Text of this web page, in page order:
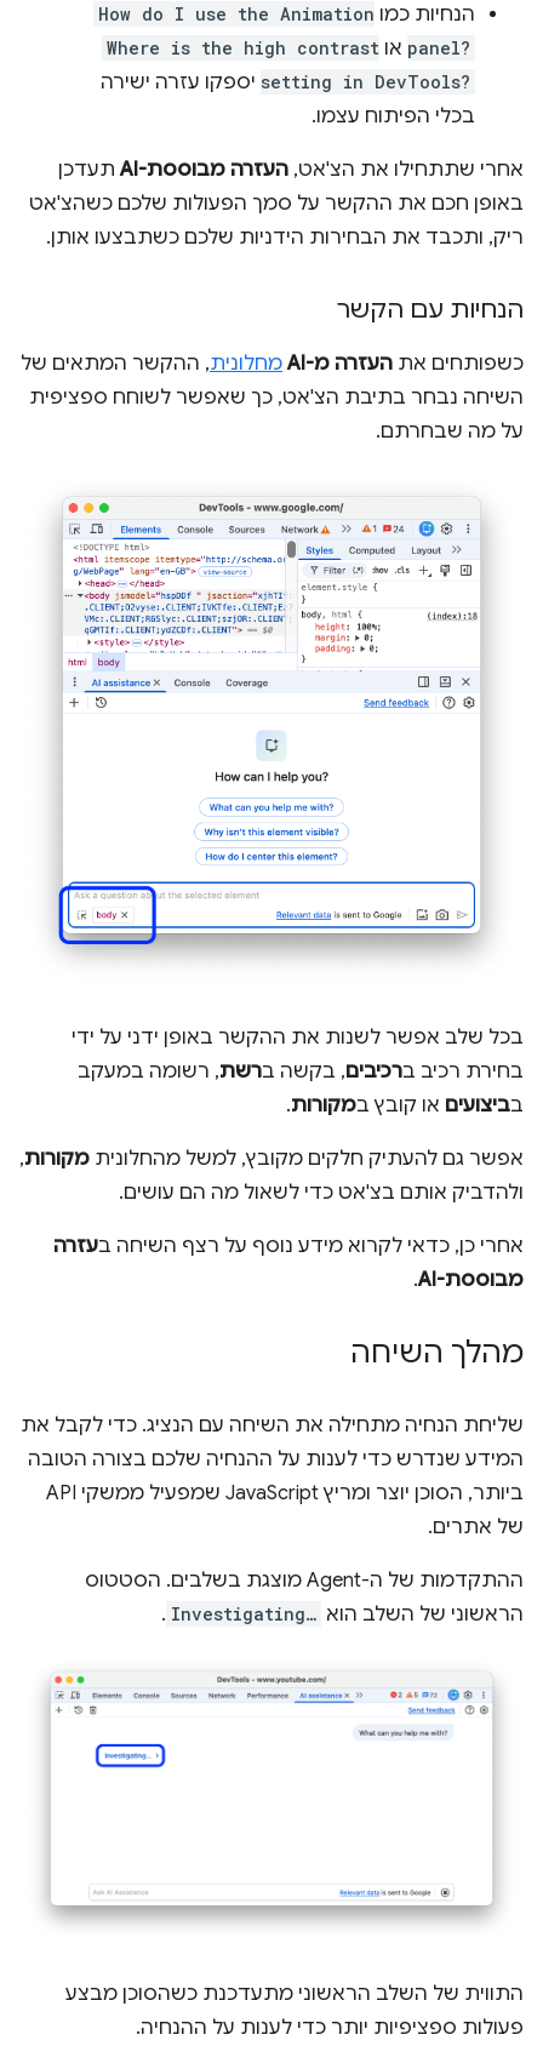
הנחיות כמו How do I use the Animation
panel? או Where is the high contrast
setting in DevTools? יספקו עזרה ישירה
בכלי הפיתוח עצמו.
אחרי שתתחילו את הצ'אט, העזרה מבוססת-AI
תעדכן
באופן חכם את ההקשר על סמך הפעולות שלכם כשהצ'אט
ריק, ותכבד את הבחירות הידניות שלכם כשתבצעו אותן.
הנחיות עם הקשר
כשפותחים את העזרה מ-AI מחלונית, ההקשר המתאים של
השיחה נבחר בתיבת הצ'אט, כך שאפשר לשוחח ספציפית
על מה שבחרתם.
בכל שלב אפשר לשנות את ההקשר באופן ידני על ידי
בחירת רכיב ברכיבים, בקשה ברשת, רשומה במעקב
בביצועים או קובץ במקורות.
אפשר גם להעתיק חלקים מקובץ, למשל מהחלונית מקורות,
ולהדביק אותם בצ'אט כדי לשאול מה הם עושים.
אחרי כן, כדאי לקרוא מידע נוסף על רצף השיחה בעזרה
מבוססת-AI
.
מהלך השיחה
שליחת הנחיה מתחילה את השיחה עם הנציג. כדי לקבל את
המידע שנדרש כדי לענות על ההנחיה שלכם בצורה הטובה
ביותר, הסוכן יוצר ומריץ JavaScript שמפעיל ממשקי API
של אתרים.
ההתקדמות של ה-Agent מוצגת בשלבים. הסטטוס
הראשוני של השלב הוא Investigating…
.
התווית של השלב הראשוני מתעדכנת כשהסוכן מבצע
פעולות ספציפיות יותר כדי לענות על ההנחיה.